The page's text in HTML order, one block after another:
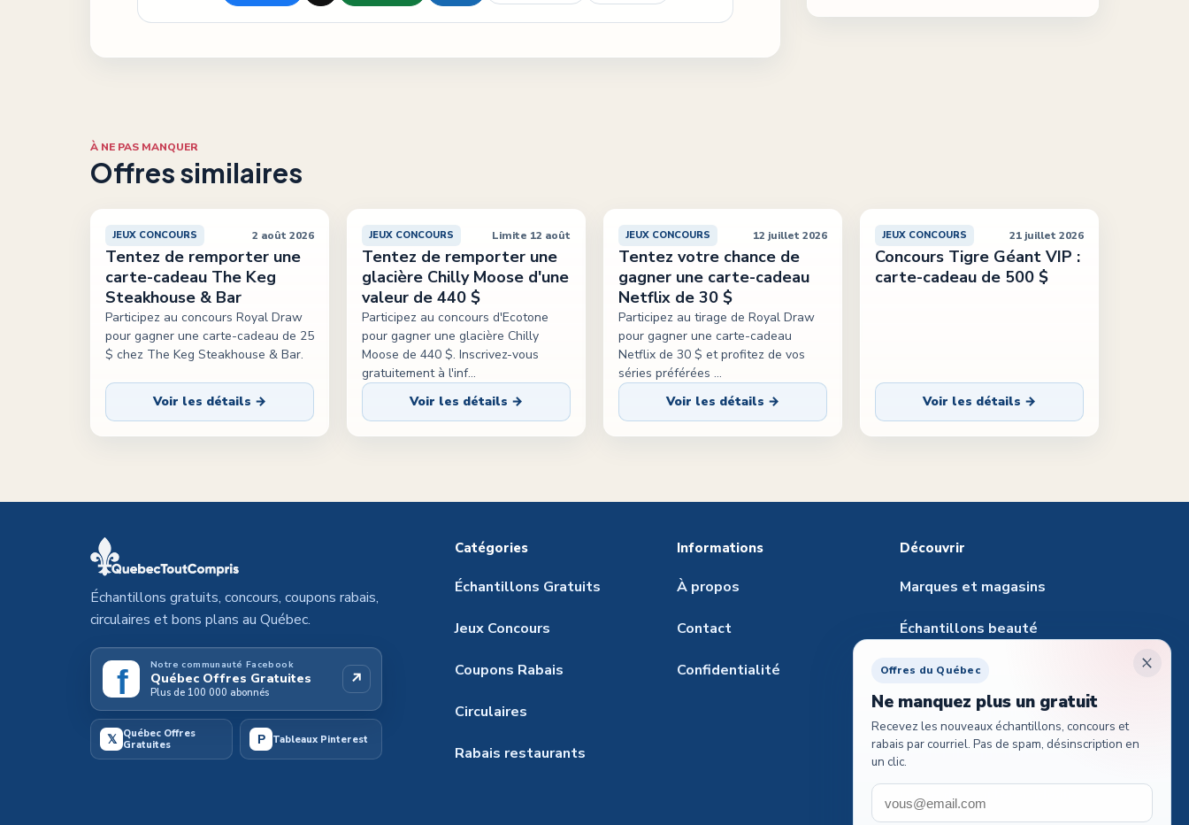
À NE PAS MANQUER
Offres similaires
JEUX CONCOURS 2 août 2026
Tentez de remporter une
carte-cadeau The Keg
Steakhouse & Bar
Participez au concours Royal Draw
pour gagner une carte-cadeau de 25
$ chez The Keg Steakhouse & Bar.
Voir les détails →
JEUX CONCOURS Limite 12 août
Tentez de remporter une
glacière Chilly Moose d'une
valeur de 440 $
Participez au concours d'Ecotone
pour gagner une glacière Chilly
Moose de 440 $. Inscrivez-vous
gratuitement à l'inf...
Voir les détails →
JEUX CONCOURS 12 juillet 2026
Tentez votre chance de
gagner une carte-cadeau
Netflix de 30 $
Participez au tirage de Royal Draw
pour gagner une carte-cadeau
Netflix de 30 $ et profitez de vos
séries préférées ...
Voir les détails →
JEUX CONCOURS 21 juillet 2026
Concours Tigre Géant VIP :
carte-cadeau de 500 $
Voir les détails →
Offres du Québec
Ne manquez plus un gratuit
Recevez les nouveaux échantillons, concours et
rabais par courriel. Pas de spam, désinscription en
un clic.
Échantillons gratuits, concours, coupons rabais,
circulaires et bons plans au Québec.
f Notre communauté Facebook
Québec Offres Gratuites
Plus de 100 000 abonnés
↗
𝕏 Québec Offres
Gratuites
P Tableaux Pinterest
Catégories
Échantillons Gratuits
Jeux Concours
Coupons Rabais
Circulaires
Rabais restaurants
Informations
À propos
Contact
Confidentialité
Découvrir
Marques et magasins
Échantillons beauté
Santé et pharmacie
Échantillons pour animaux
Tester des produits
Guide des cartes-cadeaux